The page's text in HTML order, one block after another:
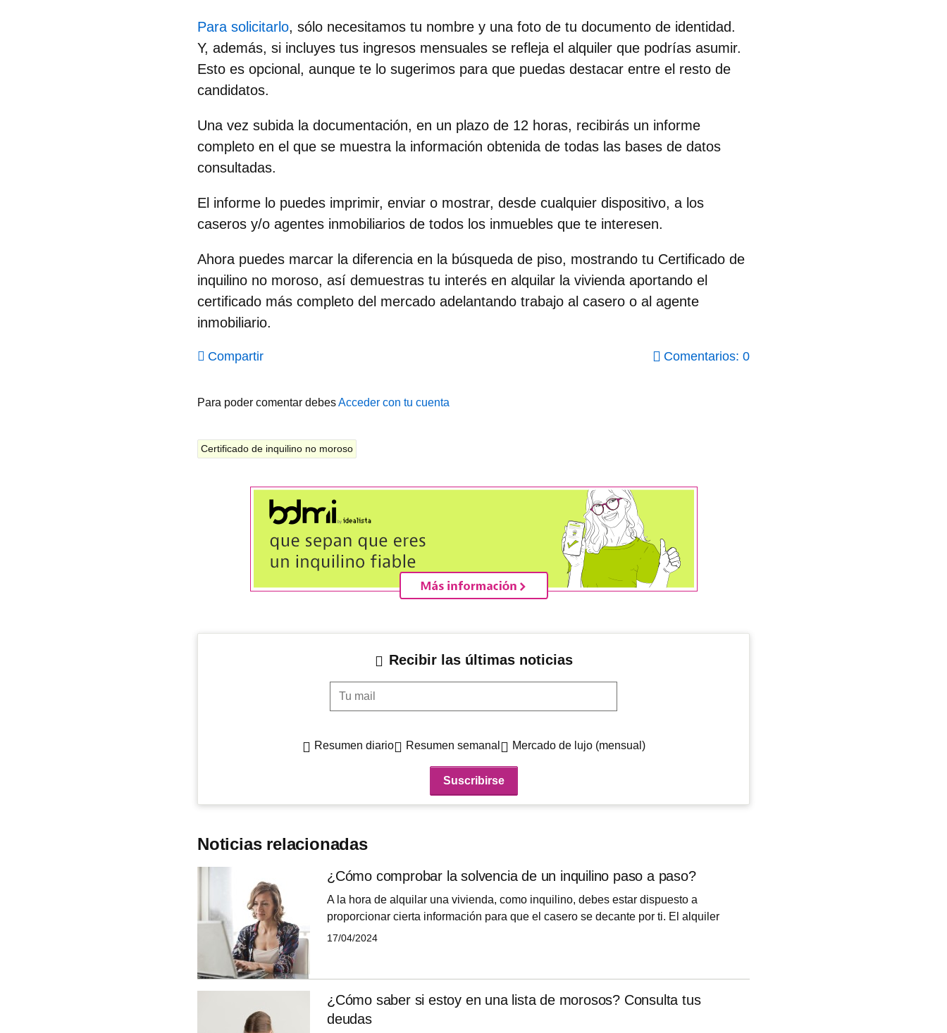
Para solicitarlo, sólo necesitamos tu nombre y una foto de tu documento de identidad.
Y, además, si incluyes tus ingresos mensuales se refleja el alquiler que podrías asumir.
Esto es opcional, aunque te lo sugerimos para que puedas destacar entre el resto de
candidatos.
Una vez subida la documentación, en un plazo de 12 horas, recibirás un informe
completo en el que se muestra la información obtenida de todas las bases de datos
consultadas.
El informe lo puedes imprimir, enviar o mostrar, desde cualquier dispositivo, a los
caseros y/o agentes inmobiliarios de todos los inmuebles que te interesen.
Ahora puedes marcar la diferencia en la búsqueda de piso, mostrando tu Certificado de
inquilino no moroso, así demuestras tu interés en alquilar la vivienda aportando el
certificado más completo del mercado adelantando trabajo al casero o al agente
inmobiliario.
Compartir Comentarios: 0
Para poder comentar debesAcceder con tu cuenta
Certificado de inquilino no moroso
Recibir las últimas noticias
Tu mail
Resumen diario Resumen semanal Mercado de lujo (mensual)
Noticias relacionadas
¿Cómo comprobar la solvencia de un inquilino paso a paso?
A la hora de alquilar una vivienda, como inquilino, debes estar dispuesto a
proporcionar cierta información para que el casero se decante por ti. El alquiler
está en auge y por cada propiedad hay múltiples candidatos. Por ello, muchos se
17/04/2024
¿Cómo saber si estoy en una lista de morosos? Consulta tus
deudas